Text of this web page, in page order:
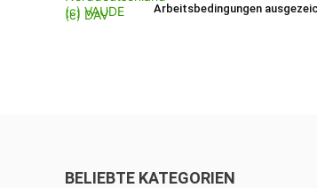
Arbeitsbedingungen
BELIEBTE KATEGORIEN